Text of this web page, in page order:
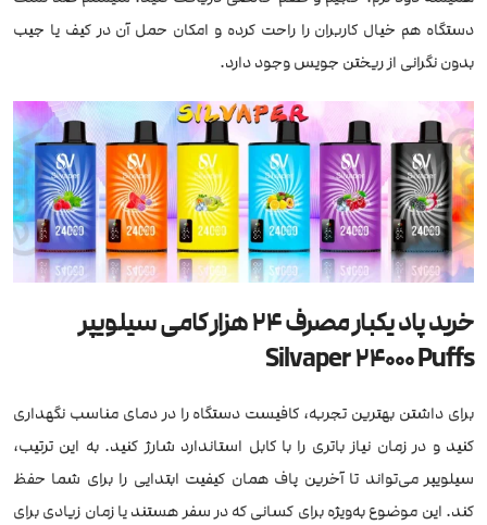
دستگاه هم خیال کاربران را راحت کرده و امکان حمل آن در کیف یا جیب
بدون نگرانی از ریختن جویس وجود دارد.
خرید پاد یکبار مصرف 24 هزار کامی سیلویپر
Silvaper 24000 Puffs
برای داشتن بهترین تجربه، کافیست دستگاه را در دمای مناسب نگهداری
کنید و در زمان نیاز باتری را با کابل استاندارد شارژ کنید. به این ترتیب،
سیلویپر می‌تواند تا آخرین پاف همان کیفیت ابتدایی را برای شما حفظ
کند. این موضوع به‌ویژه برای کسانی که در سفر هستند یا زمان زیادی برای